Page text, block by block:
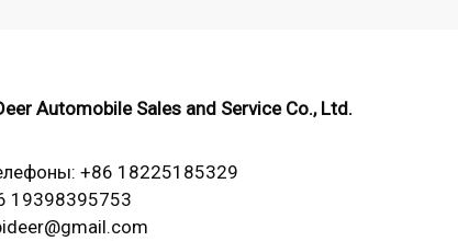
Automobile Sales and Service Co., Ltd.
+86 18225185329
19398395753